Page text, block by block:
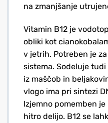
na zmanjšanje
Vitamin B12 je
obliki kot
v jetrih. Potreben je
sistema. Sodeluje
iz maščob in
vlogo ima pri sintezi
Izjemno pomemben
hitro delijo. B12 se